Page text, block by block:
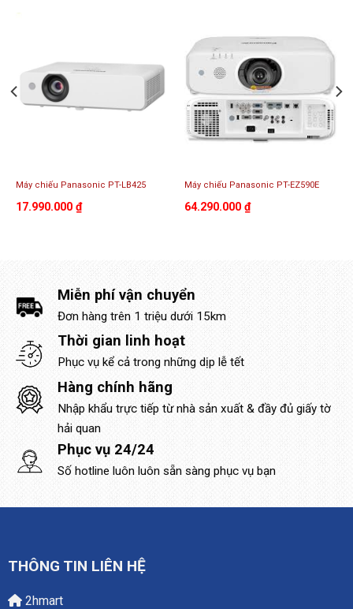
Máy chiếu Panasonic PT-LB425
17.990.000 ₫
Máy chiếu Panasonic PT-EZ590E
64.290.000 ₫
Miễn phí vận chuyển
Đơn hàng trên 1 triệu dưới 15km
Thời gian linh hoạt
Phục vụ kể cả trong những dịp lễ tết
Hàng chính hãng
Nhập khẩu trực tiếp từ nhà sản xuất & đầy đủ giấy tờ
hải quan
Phục vụ 24/24
Số hotline luôn luôn sẵn sàng phục vụ bạn
THÔNG TIN LIÊN HỆ
2hmart